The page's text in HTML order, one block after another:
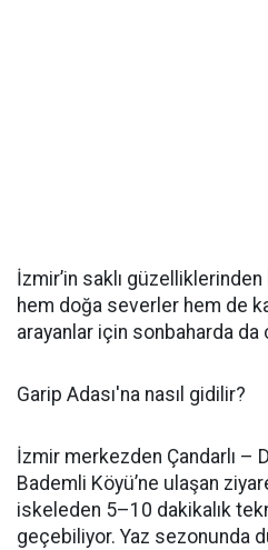
İzmir’in saklı güzelliklerinden
hem doğa severler hem de
arayanlar için sonbaharda
Garip Adası'na nasıl gidilir?
İzmir merkezden Çandarlı –
Bademli Köyü’ne ulaşan
iskeleden 5–10 dakikalık
geçebiliyor. Yaz sezonunda